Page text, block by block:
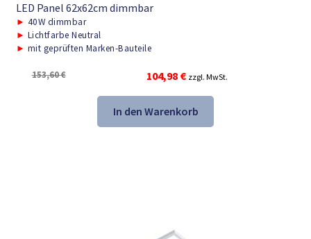
LED Panel 62x62cm dimmbar
► 40W dimmbar
► Lichtfarbe Neutral
► mit geprüften Marken-Bauteile
153,60€
Ursprünglicher
Preis
war:
153,60 €
104,98 €Aktueller
Preis
ist:
104,98 €.
zzgl. MwSt.
In den Warenkorb